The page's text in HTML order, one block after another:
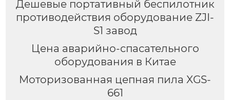
Дешевые портативный беспилотник
противодействия оборудование ZJI-
S1 завод
Цена аварийно-спасательного
оборудования в Китае
Моторизованная цепная пила XGS-
661